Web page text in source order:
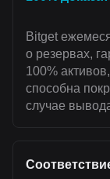
Bitget
о резервах,
100%
способна
случае